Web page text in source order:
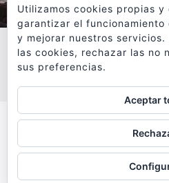
VER MÁS
Todos los textos y
www.viajesyfotografia.com
y están protegidos
Utilizamos cookies propias y
garantizar el funcionamiento
y mejorar nuestros
las cookies, rechazar las no
sus preferencias.
Aceptar